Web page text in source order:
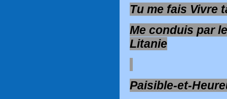
Tu me fais Vivre
Me conduis par
Litanie
Paisible-et-